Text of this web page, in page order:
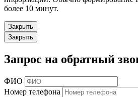
более 10 минут.
Закрыть
Закрыть
Запрос на обратный
ФИО
Номер телефона